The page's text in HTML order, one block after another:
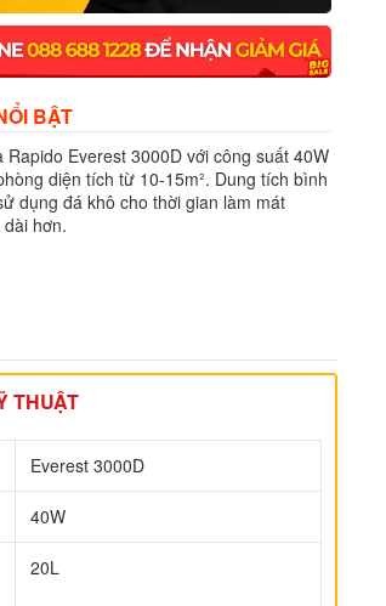
BẬT
Rapido Everest 3000D với công suất 40W
diện tích từ 10-15mᒾ. Dung tích bình
dụng đá khô cho thời gian làm mát
hơn.
THUẬT
Everest 3000D
40W
20L